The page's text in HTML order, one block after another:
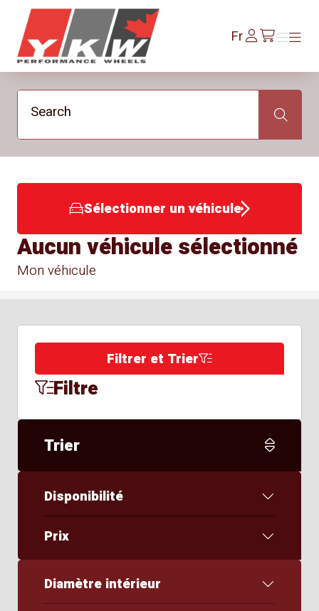
YKW Wheels
FrSe
connecter/fr/cart
Menu
Menu
Search Search
Sélectionner un véhicule
Mon véhicule
Aucun véhicule sélectionné
Filtrer et Trier
Filtre
Trier
Disponibilité
Prix
Diamètre intérieur